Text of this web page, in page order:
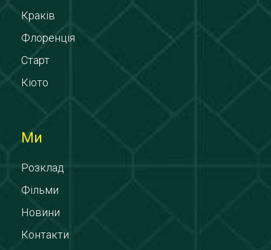
Краків
Флоренція
Старт
Кіото
Ми
Розклад
Фільми
Новини
Контакти